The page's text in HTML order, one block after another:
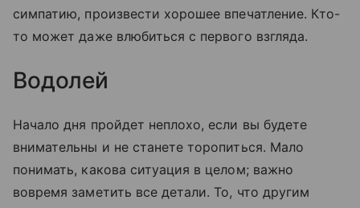
симпатию, произвести хорошее впечатление. Кто-
то может даже влюбиться с первого взгляда.
Водолей
Начало дня пройдет неплохо, если вы будете
внимательны и не станете торопиться. Мало
понимать, какова ситуация в целом; важно
вовремя заметить все детали. То, что другим